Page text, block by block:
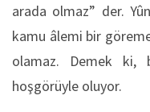
arada olmaz” der.
kamu âlemi bir
olamaz. Demek ki,
hoşgörüyle oluyor.